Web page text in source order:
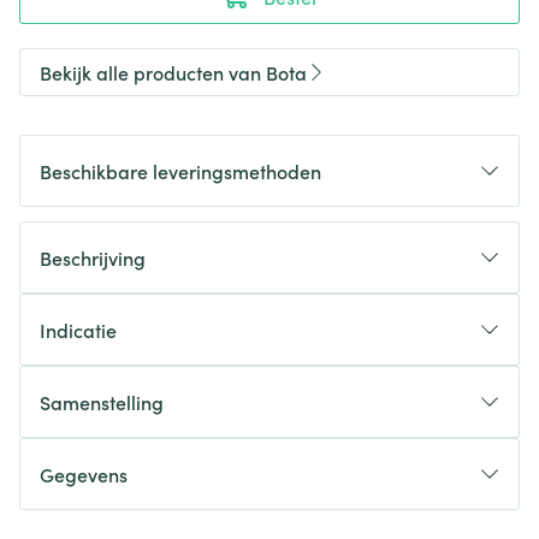
Bekijk alle producten van Bota
Beschikbare leveringsmethoden
Beschrijving
Indicatie
Samenstelling
Gegevens